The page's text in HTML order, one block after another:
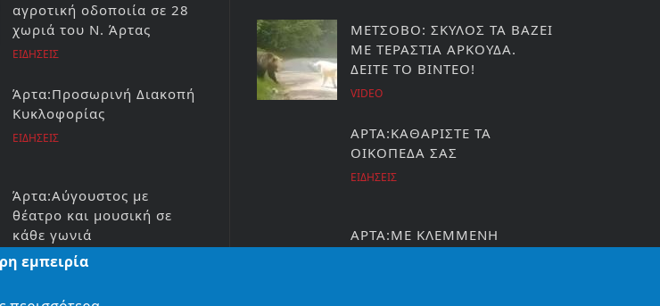
αγροτική οδοποιία σε 28
χωριά του Ν. Άρτας
ΕΙΔΗΣΕΙΣ
Άρτα:Προσωρινή Διακοπή
Κυκλοφορίας
ΕΙΔΗΣΕΙΣ
Άρτα:Αύγουστος με
θέατρο και μουσική σε
κάθε γωνιά
ΕΙΔΗΣΕΙΣ
ΜΕΤΣΟΒΟ: ΣΚΥΛΟΣ ΤΑ ΒΑΖΕΙ
ΜΕ ΤΕΡΑΣΤΙΑ ΑΡΚΟΥΔΑ.
ΔΕΙΤΕ ΤΟ ΒΙΝΤΕΟ!
VIDEO
ΑΡΤΑ:ΚΑΘΑΡΙΣΤΕ ΤΑ
ΟΙΚΟΠΕΔΑ ΣΑΣ
ΕΙΔΗΣΕΙΣ
ΑΡΤΑ:ΜΕ ΚΛΕΜΜΕΝΗ
εμπειρία